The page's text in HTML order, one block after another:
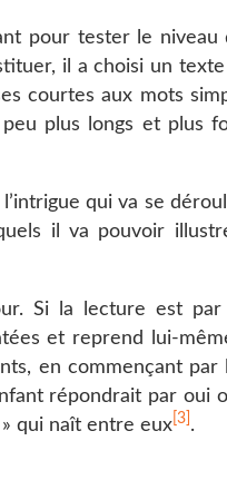
pour tester le
il a choisi un
courtes aux mots
plus longs et plus
qui va se
il va pouvoir
Si la lecture est
et reprend lui-
en commençant par
répondrait par oui
qui naît entre eux [3] .